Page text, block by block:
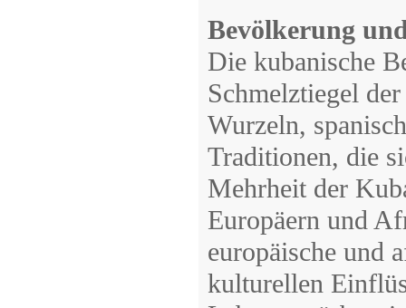
Bevölkerung
Die kubanische
Schmelztiegel
Wurzeln,
Traditionen, die
Mehrheit der
Europäern und
europäische und
kulturellen